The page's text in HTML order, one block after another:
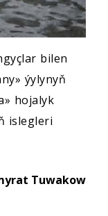
bilen
ýylynyň
hojalyk
islegleri
Tuwakow